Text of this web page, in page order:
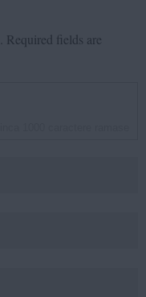
Required fields are